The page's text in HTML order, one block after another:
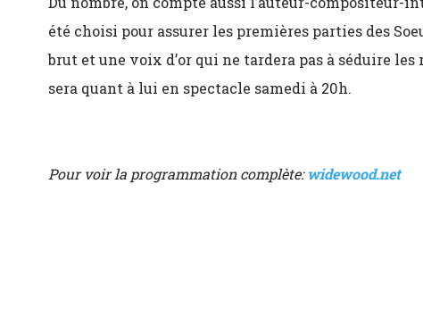
été choisi pour assurer les premières parties des
brut et une voix d’or qui ne tardera pas à séduire
sera quant à lui en spectacle samedi à 20h.
Pour voir la programmation complète:widewood.net